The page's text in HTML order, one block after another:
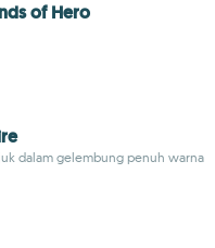
of Hero
dalam gelembung penuh warna